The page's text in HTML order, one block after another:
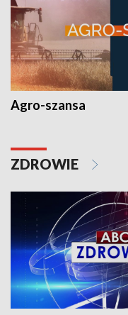
Agro-szansa
ZDROWIE